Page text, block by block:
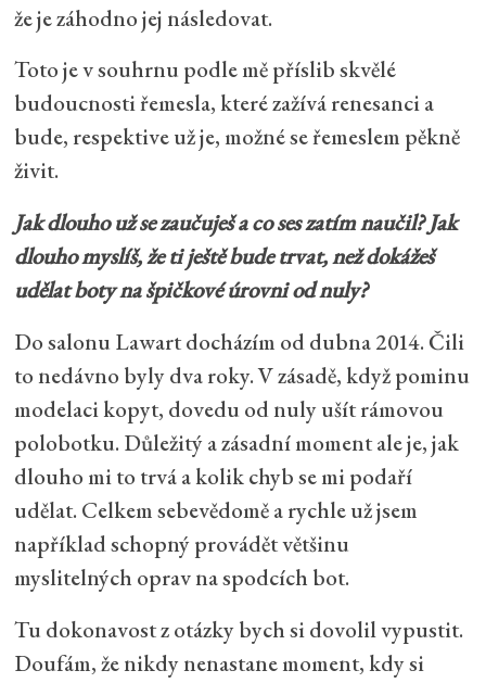
že je záhodno jej následovat.
Toto je v souhrnu podle mě příslib skvělé
budoucnosti řemesla, které zažívá renesanci a
bude, respektive už je, možné se řemeslem pěkně
živit.
Jak dlouho už se zaučuješ a co ses zatím naučil? Jak
dlouho myslíš, že ti ještě bude trvat, než dokážeš
udělat boty na špičkové úrovni od nuly?
Do salonu Lawart docházím od dubna 2014. Čili
to nedávno byly dva roky. V zásadě, když pominu
modelaci kopyt, dovedu od nuly ušít rámovou
polobotku. Důležitý a zásadní moment ale je, jak
dlouho mi to trvá a kolik chyb se mi podaří
udělat. Celkem sebevědomě a rychle už jsem
například schopný provádět většinu
myslitelných oprav na spodcích bot.
Tu dokonavost z otázky bych si dovolil vypustit.
Doufám, že nikdy nenastane moment, kdy si